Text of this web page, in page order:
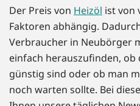
Der Preis von Heizöl ist von
Faktoren abhängig.
Verbraucher in Neubörger
einfach herauszufinden, ob
günstig sind oder ob man
noch warten sollte. Bei